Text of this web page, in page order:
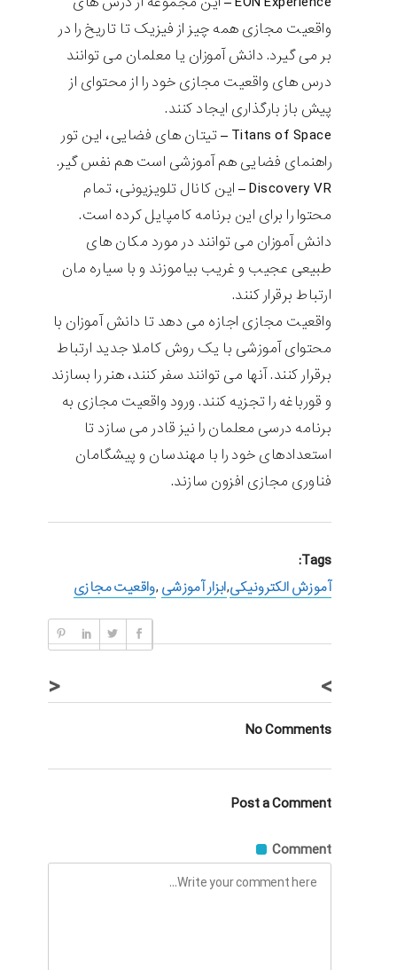
واقعیت مجازی همه چیز از فیزیک تا تاریخ را در
بر می گیرد. دانش آموزان یا معلمان می توانند
درس های واقعیت مجازی خود را از محتوای از
پیش باز بارگذاری ایجاد کنند.
Titans of Space – تیتان های فضایی، این تور
راهنمای فضایی هم آموزشی است هم نفس گیر.
Discovery VR – این کانال تلویزیونی، تمام
محتوا را برای این برنامه کامپایل کرده است.
دانش آموزان می توانند در مورد مکان های
طبیعی عجیب و غریب بیاموزند و با سیاره مان
ارتباط برقرار کنند.
واقعیت مجازی اجازه می دهد تا دانش آموزان با
محتوای آموزشی با یک روش کاملا جدید ارتباط
برقرار کنند. آنها می توانند سفر کنند، هنر را بسازند
و قورباغه را تجزیه کنند. ورود واقعیت مجازی به
برنامه درسی معلمان را نیز قادر می سازد تا
استعدادهای خود را با مهندسان و پیشگامان
فناوری مجازی افزون سازند.
Tags:
آموزش الکترونیکی,ابزار آموزشی ,واقعیت مجازی
< >
No Comments
Post a Comment
Comment